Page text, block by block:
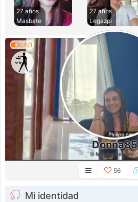
27 años
Masbate
27 años
Legazpi
0.6/1
Donna85
Mucho tiempo
56
Mi identidad